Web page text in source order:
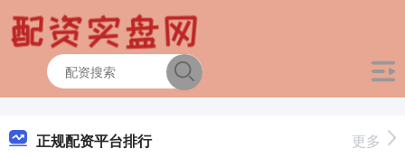
正规配资平台排行 更多